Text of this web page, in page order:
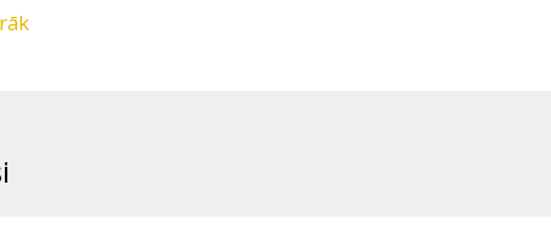
valodā ar subtitriem latviešu valodā.